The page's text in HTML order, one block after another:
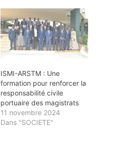
ISMI-ARSTM : Une
formation pour renforcer la
responsabilité civile
portuaire des magistrats
11 novembre 2024
Dans "SOCIETE"